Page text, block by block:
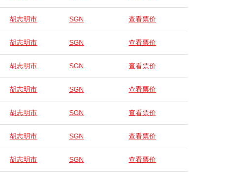
胡志明市 SGN 查看票价
胡志明市 SGN 查看票价
胡志明市 SGN 查看票价
胡志明市 SGN 查看票价
胡志明市 SGN 查看票价
胡志明市 SGN 查看票价
胡志明市 SGN 查看票价